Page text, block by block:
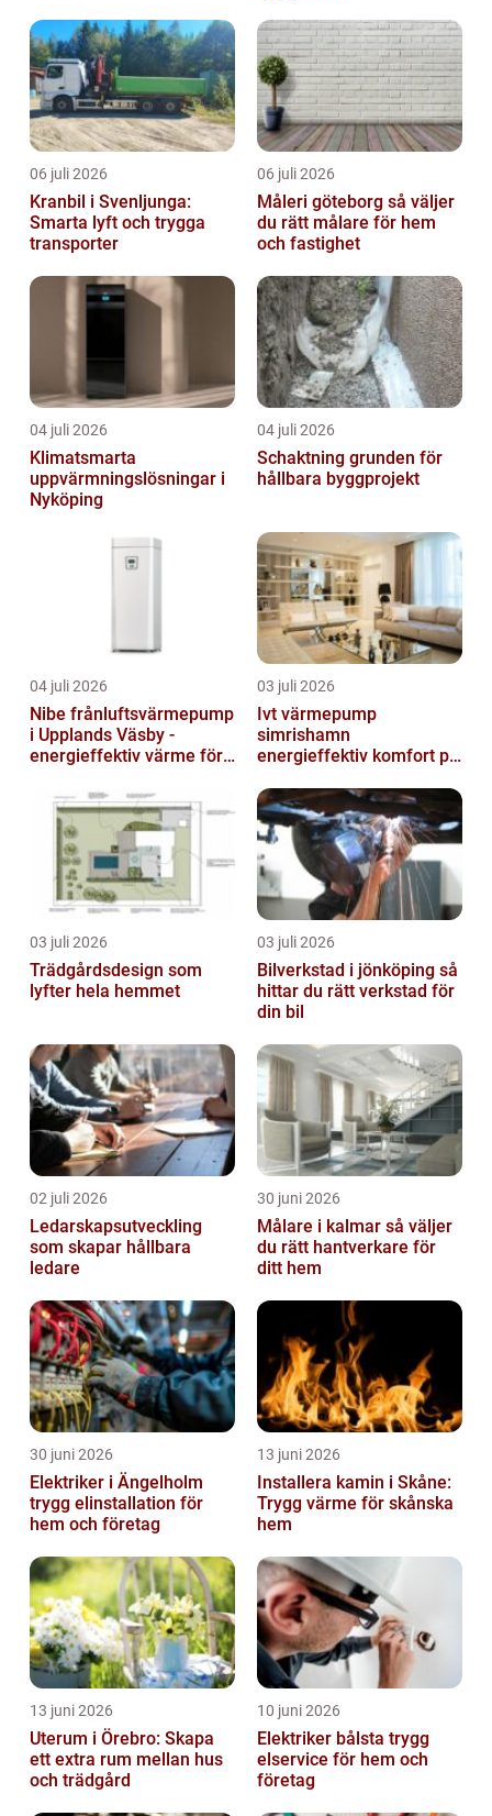
06 juli 2026
Kranbil i Svenljunga:
Smarta lyft och trygga
transporter
06 juli 2026
Måleri göteborg så väljer
du rätt målare för hem
och fastighet
04 juli 2026
Klimatsmarta
uppvärmningslösningar i
Nyköping
04 juli 2026
Schaktning grunden för
hållbara byggprojekt
04 juli 2026
Nibe frånluftsvärmepump
i Upplands Väsby -
energieffektiv värme för
03 juli 2026
Ivt värmepump
simrishamn
energieffektiv komfort på
03 juli 2026
Trädgårdsdesign som
lyfter hela hemmet
03 juli 2026
Bilverkstad i jönköping så
hittar du rätt verkstad för
din bil
02 juli 2026
Ledarskapsutveckling
som skapar hållbara
ledare
30 juni 2026
Målare i kalmar så väljer
du rätt hantverkare för
ditt hem
30 juni 2026
Elektriker i Ängelholm
trygg elinstallation för
hem och företag
13 juni 2026
Installera kamin i Skåne:
Trygg värme för skånska
hem
13 juni 2026
Uterum i Örebro: Skapa
ett extra rum mellan hus
och trädgård
10 juni 2026
Elektriker bålsta trygg
elservice för hem och
företag